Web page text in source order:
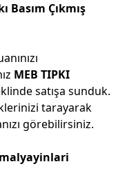
Basım Çıkmış
MEB TIPKI
satışa sunduk.
tarayarak
görebilirsiniz.